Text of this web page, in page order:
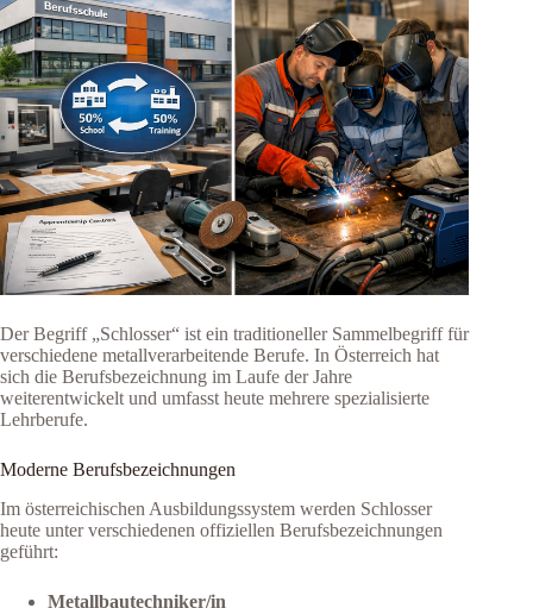
Der Begriff „Schlosser“ ist ein traditioneller Sammelbegriff für
verschiedene metallverarbeitende Berufe. In Österreich hat
sich die Berufsbezeichnung im Laufe der Jahre
weiterentwickelt und umfasst heute mehrere spezialisierte
Lehrberufe.
Moderne Berufsbezeichnungen
Im österreichischen Ausbildungssystem werden Schlosser
heute unter verschiedenen offiziellen Berufsbezeichnungen
geführt:
Metallbautechniker/in